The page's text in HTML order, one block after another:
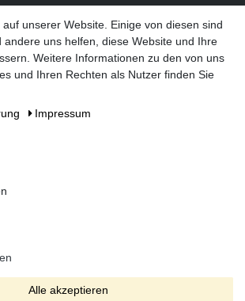
Mehrwertsteuer zzgl. Versandkosten
bei Lieferung ins Ausland.
beziehen sich auf Verkäufe in
Shops und Marktplätzen.
unserer Website. Einige von diesen sind
andere uns helfen, diese Website und Ihre
Weitere Informationen zu den von uns
und Ihren Rechten als Nutzer finden Sie
Impressum
Alle akzeptieren